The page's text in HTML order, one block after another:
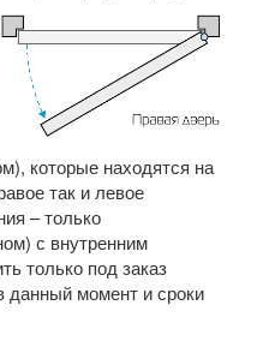
которые находятся на
так и левое
– только
с внутренним
только под заказ
данный момент и сроки